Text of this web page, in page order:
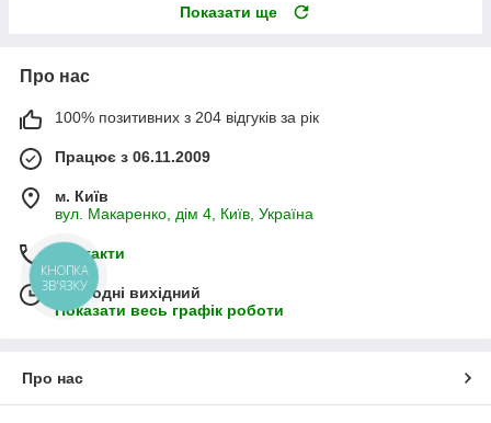
Показати ще
Про нас
100% позитивних з 204 відгуків за рік
Працює з 06.11.2009
м. Київ
вул. Макаренко, дім 4, Київ, Україна
Контакти
Сьогодні вихідний
Показати весь графік роботи
Про нас
КНОПКА
ЗВ'ЯЗКУ